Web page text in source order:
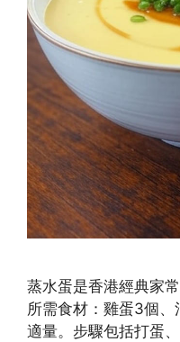
蒸水蛋是香港經典家
所需食材：雞蛋3個
適量。步驟包括打蛋